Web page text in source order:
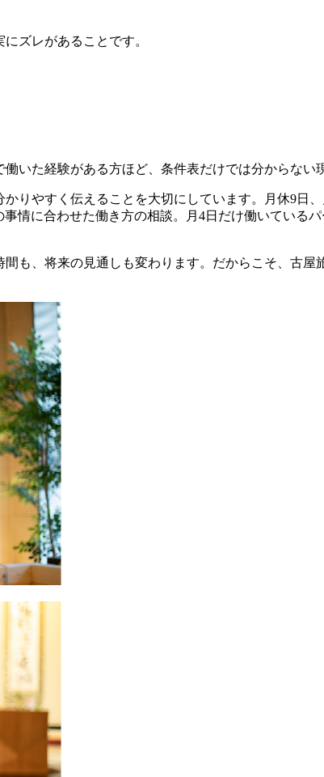
ズレがあることです。
いた経験がある方ほど、条件表だけでは分からない
りやすく伝えることを大切にしています。
月休9日
情に合わせた働き方の相談。月4日だけ働いている
も、将来の見通しも変わります。だからこそ、 古屋